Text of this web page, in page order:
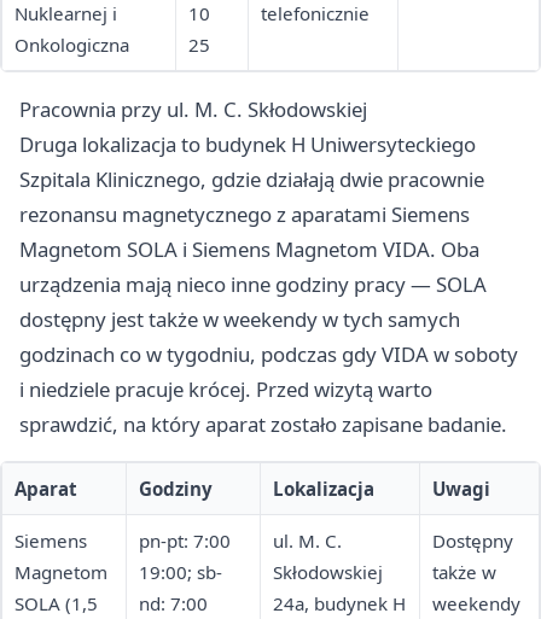
Nuklearnej i
Onkologiczna
10
25
telefonicznie
Pracownia przy ul. M. C. Skłodowskiej
Druga lokalizacja to budynek H Uniwersyteckiego
Szpitala Klinicznego, gdzie działają dwie pracownie
rezonansu magnetycznego z aparatami Siemens
Magnetom SOLA i Siemens Magnetom VIDA. Oba
urządzenia mają nieco inne godziny pracy — SOLA
dostępny jest także w weekendy w tych samych
godzinach co w tygodniu, podczas gdy VIDA w soboty
i niedziele pracuje krócej. Przed wizytą warto
sprawdzić, na który aparat zostało zapisane badanie.
Aparat Godziny Lokalizacja Uwagi
Siemens
Magnetom
SOLA (1,5
pn-pt: 7:00
19:00; sb-
nd: 7:00
ul. M. C.
Skłodowskiej
24a, budynek H
Dostępny
także w
weekendy